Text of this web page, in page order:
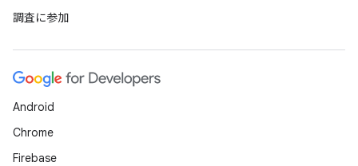
調査に参加
Android
Chrome
Firebase